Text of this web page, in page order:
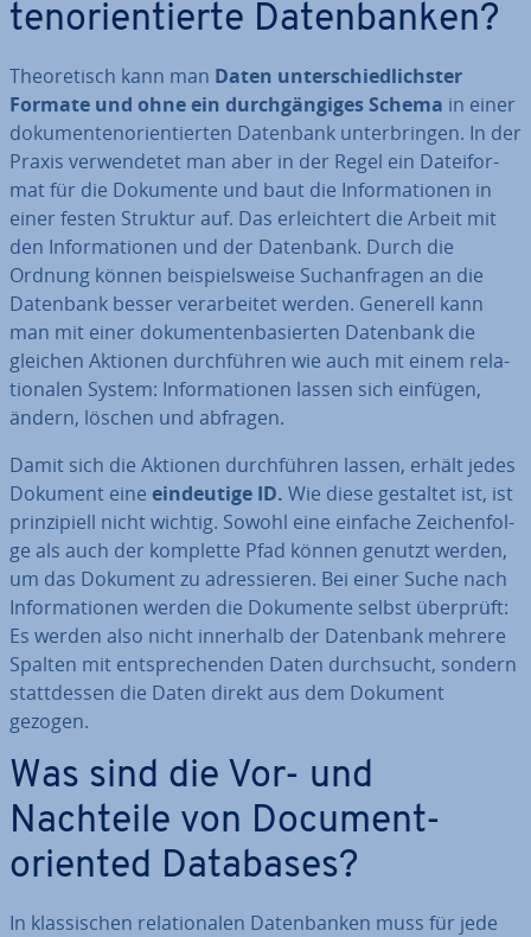
ten­ori­en­tier­te Da­ten­ban­ken?
Theo­re­tisch kann man Daten un­ter­schied­lichs­ter
Formate und ohne ein durch­gän­gi­ges Schema in einer
do­ku­men­ten­ori­en­tier­ten Datenbank un­ter­brin­gen. In der
Praxis ver­wen­de­tet man aber in der Regel ein Da­tei­for­
mat für die Dokumente und baut die In­for­ma­tio­nen in
einer festen Struktur auf. Das er­leich­tert die Arbeit mit
den In­for­ma­tio­nen und der Datenbank. Durch die
Ordnung können bei­spiels­wei­se Such­an­fra­gen an die
Datenbank besser ver­ar­bei­tet werden. Generell kann
man mit einer do­ku­men­ten­ba­sier­ten Datenbank die
gleichen Aktionen durch­füh­ren wie auch mit einem re­la­
tio­na­len System: In­for­ma­tio­nen lassen sich einfügen,
ändern, löschen und abfragen.
Damit sich die Aktionen durch­füh­ren lassen, erhält jedes
Dokument eine ein­deu­ti­ge ID. Wie diese gestaltet ist, ist
prin­zi­pi­ell nicht wichtig. Sowohl eine einfache Zei­chen­fol­
ge als auch der komplette Pfad können genutzt werden,
um das Dokument zu adres­sie­ren. Bei einer Suche nach
In­for­ma­tio­nen werden die Dokumente selbst überprüft:
Es werden also nicht innerhalb der Datenbank mehrere
Spalten mit ent­spre­chen­den Daten durch­sucht, sondern
statt­des­sen die Daten direkt aus dem Dokument
gezogen.
Was sind die Vor- und
Nachteile von Document-
oriented Databases?
In klas­si­schen re­la­tio­na­len Da­ten­ban­ken muss für jede